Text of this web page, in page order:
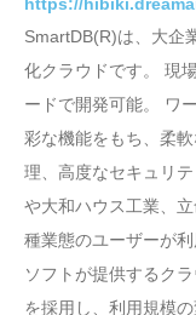
SmartDB(R)は、大企
化クラウドです。 現
ードで開発可能。 ワ
彩な機能をもち、柔
理、高度なセキュリ
や大和ハウス工業、
種業態のユーザーが
ソフトが提供するク
を採用し、利用規模